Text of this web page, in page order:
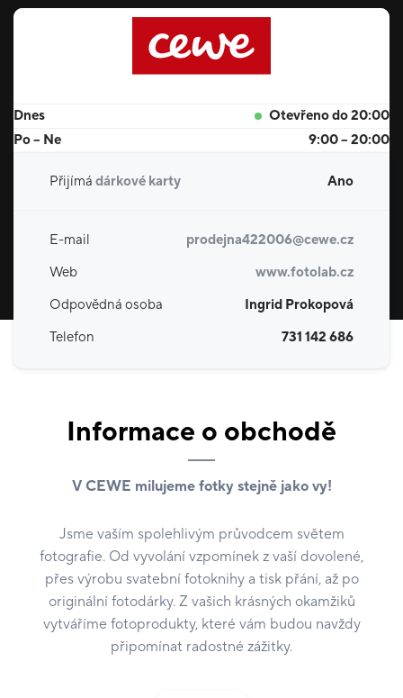
Dnes
Otevřeno do 20:00
Po – Ne
9:00 – 20:00
Přijímá dárkové karty Ano
E-mail
prodejna422006@cewe.cz
Web
www.fotolab.cz
Odpovědná osoba
Ingrid Prokopová
Telefon
731 142 686
Informace o obchodě
V CEWE milujeme fotky stejně jako vy!
Jsme vaším spolehlivým průvodcem světem
fotografie. Od vyvolání vzpomínek z vaší dovolené,
přes výrobu svatební fotoknihy a tisk přání, až po
originální fotodárky. Z vašich krásných okamžiků
vytváříme fotoprodukty, které vám budou navždy
připomínat radostné zážitky.